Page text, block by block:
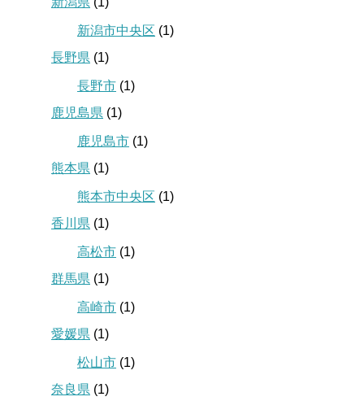
新潟市中央区 (1)
長野県 (1)
長野市 (1)
鹿児島県 (1)
鹿児島市 (1)
熊本県 (1)
熊本市中央区 (1)
香川県 (1)
高松市 (1)
群馬県 (1)
高崎市 (1)
愛媛県 (1)
松山市 (1)
奈良県 (1)